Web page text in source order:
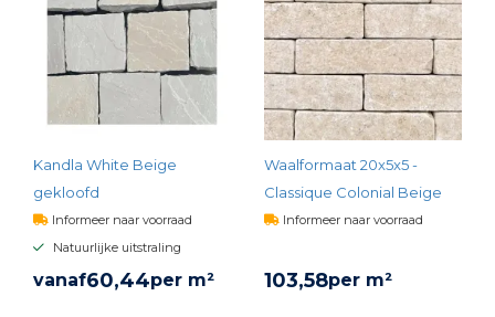
Kandla White Beige
gekloofd
Informeer naar voorraad
Natuurlijke uitstraling
vanaf60,44per m²
Waalformaat 20x5x5 -
Classique Colonial Beige
Informeer naar voorraad
103,58per m²